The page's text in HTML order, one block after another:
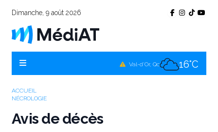
Dimanche, 9 août 2026
Val-d'Or, Qc 16°C
ACCUEIL
NÉCROLOGIE
Avis de décès